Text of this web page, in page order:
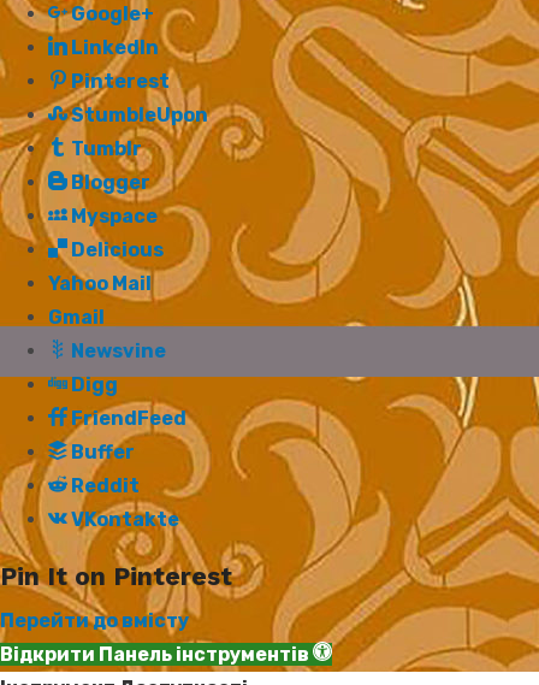
Google+
LinkedIn
Pinterest
StumbleUpon
Tumblr
Blogger
Myspace
Delicious
Yahoo Mail
Gmail
Newsvine
Digg
FriendFeed
Buffer
Reddit
VKontakte
Pin It on Pinterest
Перейти до вмісту
Відкрити Панель інструментів